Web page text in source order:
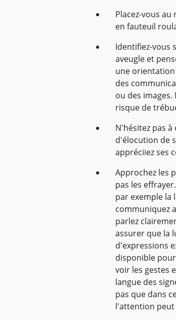
Placez-vous
en fauteuil
Identifiez-vous
aveugle et
une
des
ou des
risque de
N'hésitez pas
d'élocution de
appréciiez ses
Approchez les
pas les
par exemple la
communiquez
parlez
assurer que la
d'expressions
disponible
voir les gestes
langue des
pas que dans
l'attention peut